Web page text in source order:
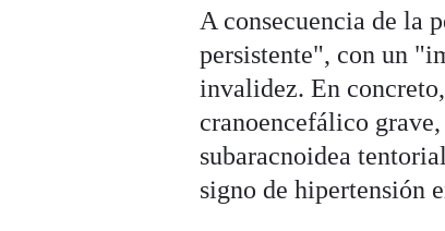
A consecuencia de la
persistente", con un
invalidez. En
cranoencefálico
subaracnoidea
signo de hipertensión